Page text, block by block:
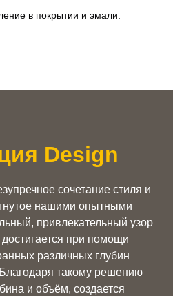
в покрытии и эмали.
Design
сочетание стиля и
нашими опытными
привлекательный узор
при помощи
различных глубин
такому решению
и объём, создается